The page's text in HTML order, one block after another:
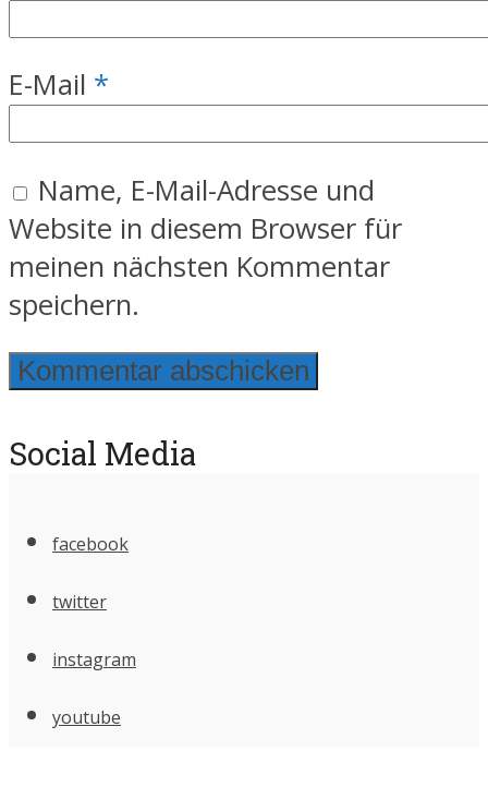
E-Mail *
Name, E-Mail-Adresse und
Website in diesem Browser für
meinen nächsten Kommentar
speichern.
Social Media
facebook
twitter
instagram
youtube